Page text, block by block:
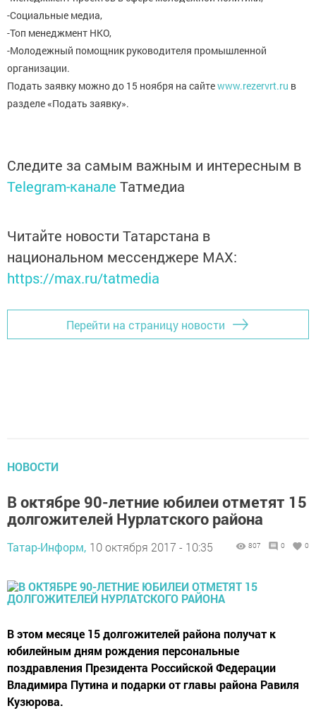
-Социальные медиа,
-Топ менеджмент НКО,
-Молодежный помощник руководителя промышленной
организации.
Подать заявку можно до 15 ноября на сайтеwww.rezervrt.ru в
разделе «Подать заявку».
Следите за самым важным и интересным в
Telegram-канале Татмедиа
Читайте новости Татарстана в
национальном мессенджере MАХ:
https://max.ru/tatmedia
Перейти на страницу новости
НОВОСТИ
В октябре 90-летние юбилеи отметят 15
долгожителей Нурлатского района
Татар-Информ, 10 октября 2017 - 10:35 807 0 0
В этом месяце 15 долгожителей района получат к
юбилейным дням рождения персональные
поздравления Президента Российской Федерации
Владимира Путина и подарки от главы района Равиля
Кузюрова.